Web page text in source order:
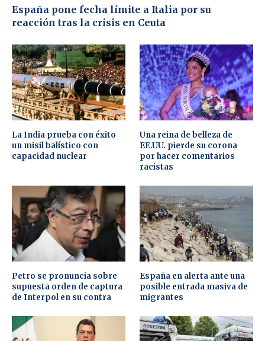
España pone fecha límite a Italia por su
reacción tras la crisis en Ceuta
La India prueba con éxito
un misil balístico con
capacidad nuclear
Una reina de belleza de
EE.UU. pierde su corona
por hacer comentarios
racistas
Petro se pronuncia sobre
supuesta orden de captura
de Interpol en su contra
España en alerta ante una
posible entrada masiva de
migrantes